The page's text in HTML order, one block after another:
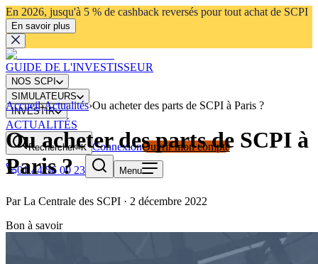
En 2026, jusqu'à 5 % de cashback reversés pour tout achat de SCPI
En savoir plus
GUIDE DE L'INVESTISSEUR
NOS SCPI
SIMULATEURS
INVESTIR
ACTUALITÉS
Rechercher⌘K ConnexionOuvrir mon compte
01 44 56 00 23
Menu
Accueil›Actualités›Ou acheter des parts de SCPI à Paris ?
Ou acheter des parts de SCPI à
Paris ?
Par La Centrale des SCPI · 2 décembre 2022
Bon à savoir